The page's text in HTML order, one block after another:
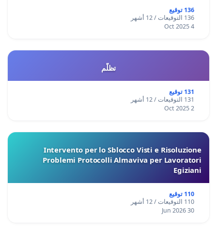
136 توقيع
136 التوقيعات / 12 أشهر
4 Oct 2025
تظلّم
131 توقيع
131 التوقيعات / 12 أشهر
2 Oct 2025
Intervento per lo Sblocco Visti e Risoluzione
Problemi Protocolli Almaviva per Lavoratori
Egiziani
110 توقيع
110 التوقيعات / 12 أشهر
30 Jun 2026